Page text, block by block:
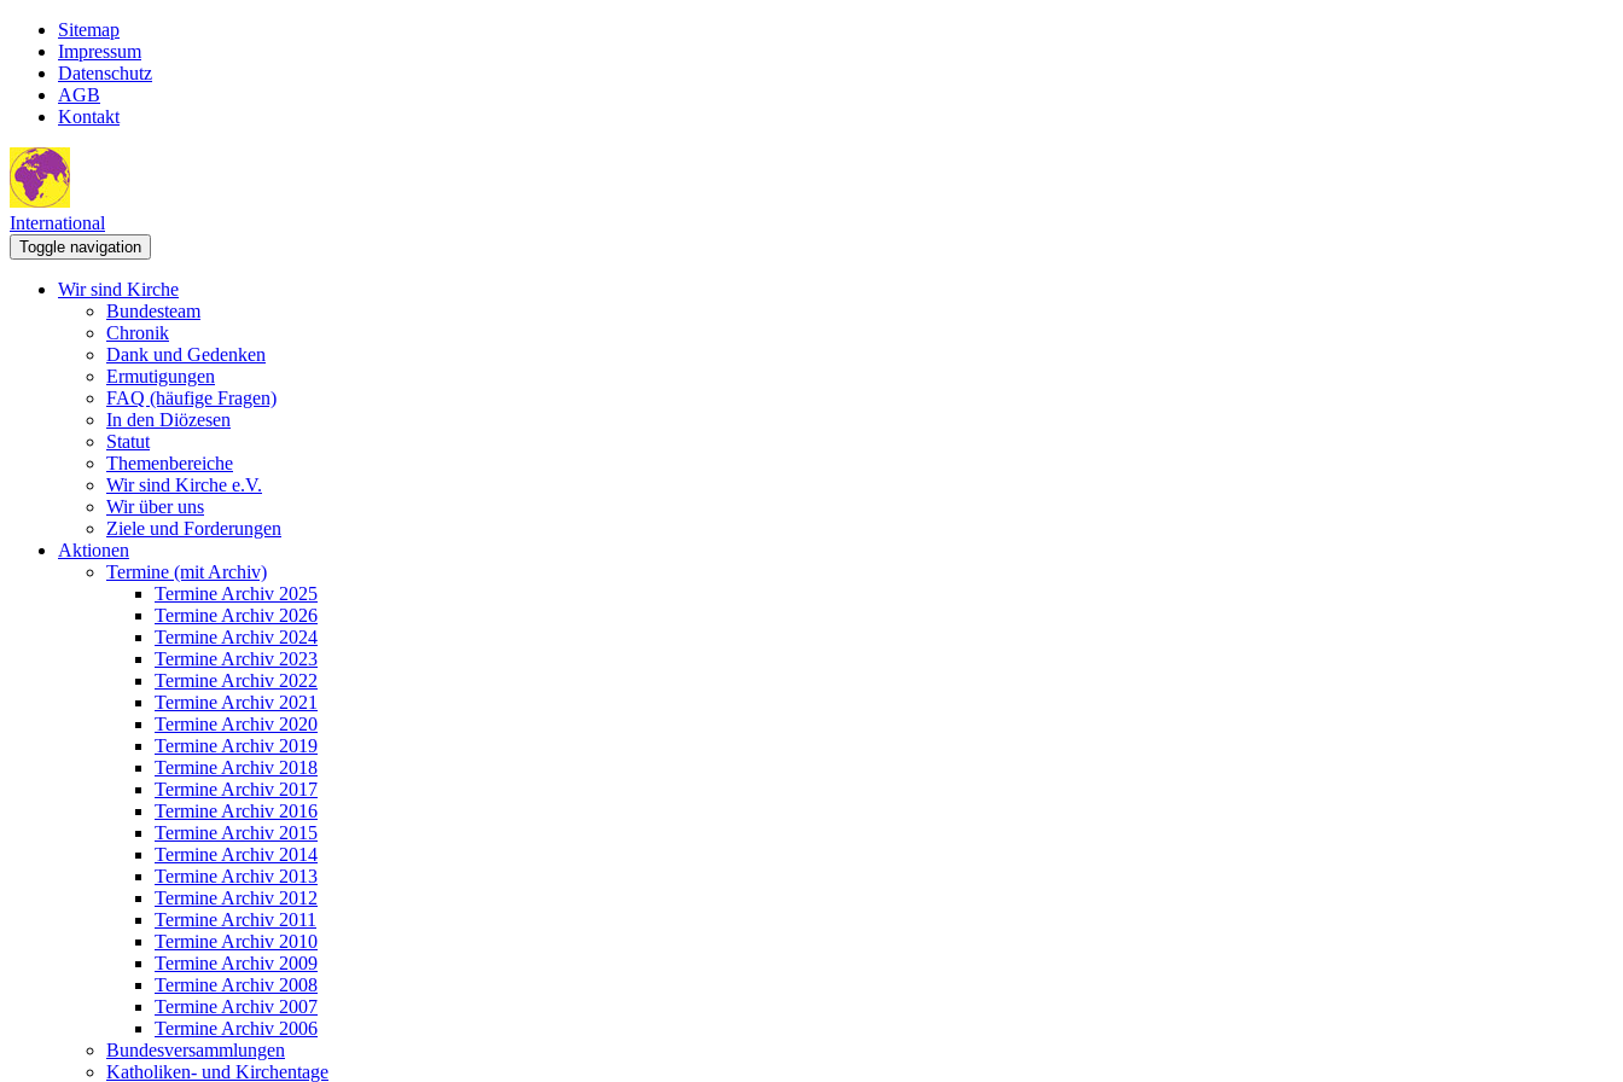
Sitemap
Impressum
Datenschutz
AGB
Kontakt
International
Toggle navigation
Wir sind Kirche
Bundesteam
Chronik
Dank und Gedenken
Ermutigungen
FAQ (häufige Fragen)
In den Diözesen
Statut
Themenbereiche
Wir sind Kirche e.V.
Wir über uns
Ziele und Forderungen
Aktionen
Termine (mit Archiv)
Termine Archiv 2025
Termine Archiv 2026
Termine Archiv 2024
Termine Archiv 2023
Termine Archiv 2022
Termine Archiv 2021
Termine Archiv 2020
Termine Archiv 2019
Termine Archiv 2018
Termine Archiv 2017
Termine Archiv 2016
Termine Archiv 2015
Termine Archiv 2014
Termine Archiv 2013
Termine Archiv 2012
Termine Archiv 2011
Termine Archiv 2010
Termine Archiv 2009
Termine Archiv 2008
Termine Archiv 2007
Termine Archiv 2006
Bundesversammlungen
Katholiken- und Kirchentage